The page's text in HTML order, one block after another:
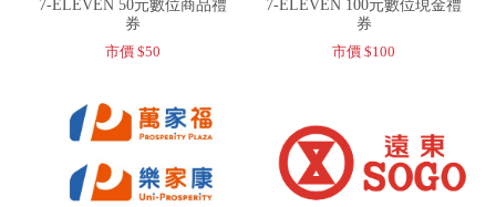
7-ELEVEN 50元數位商品禮
券
市價 $50
7-ELEVEN 100元數位現金禮
券
市價 $100